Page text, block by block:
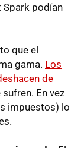
Spark podían
que el
gama. Los
de
En vez
impuestos) lo